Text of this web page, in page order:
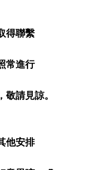
得聯繫
常進行
敬請見諒。
他安排